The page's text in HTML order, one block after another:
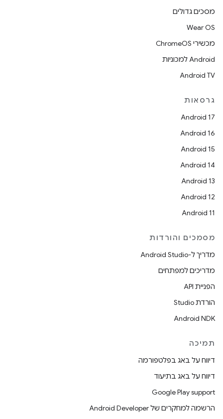
מסכים גדולים
Wear OS
מכשירי ChromeOS
Android למכוניות
Android TV
גרסאות
Android 17
Android 16
Android 15
Android 14
Android 13
Android 12
Android 11
מסמכים והורדות
מדריך ל-Android Studio
מדריכים למפתחים
הפניית API
הורדת Studio
Android NDK
תמיכה
דיווח על באג בפלטפורמה
דיווח על באג בתיעוד
Google Play support
הרשמה למחקרים של Android Developer